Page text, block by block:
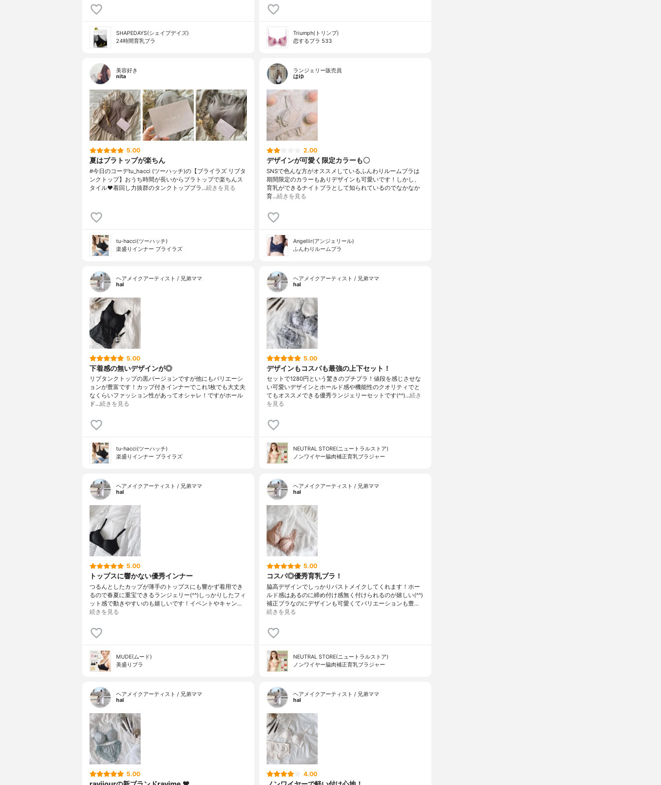
SHAPEDAYS(シェイプデイズ)
24時間育乳ブラ
Triumph(トリンプ)
恋するブラ 533
美容好き
nita
5.00
夏はブラトップが楽ちん
#今日のコーデtu_hacci (ツーハッチ)の【ブライラズ リブタ
ンクトップ】おうち時間が長いからブラトップで楽ちんス
タイル❤️着回し力抜群のタンクトップブラ…続きを見る
tu-hacci(ツーハッチ)
楽盛りインナー ブライラズ
ランジェリー販売員
はゆ
2.00
デザインが可愛く限定カラーも〇
SNSで色んな方がオススメしているふんわりルームブラは
期間限定のカラーもありデザインも可愛いです！しかし、
育乳ができるナイトブラとして知られているのでなかなか
育…続きを見る
Angellir(アンジェリール)
ふんわりルームブラ
ヘアメイクアーティスト / 兄弟ママ
hal
5.00
下着感の無いデザインが◎
リブタンクトップの黒バージョンですが他にもバリエーシ
ョンが豊富です！カップ付きインナーでこれ1枚でも大丈夫
なくらいファッション性があってオシャレ！ですがホール
ド…続きを見る
tu-hacci(ツーハッチ)
楽盛りインナー ブライラズ
ヘアメイクアーティスト / 兄弟ママ
hal
5.00
デザインもコスパも最強の上下セット！
セットで1280円という驚きのプチプラ！値段を感じさせな
い可愛いデザインとホールド感や機能性のクオリティでと
てもオススメできる優秀ランジェリーセットです(^^)…続き
を見る
NEUTRAL STORE(ニュートラルストア)
ノンワイヤー脇肉補正育乳ブラジャー
ヘアメイクアーティスト / 兄弟ママ
hal
5.00
トップスに響かない優秀インナー
つるんとしたカップが薄手のトップスにも響かず着用でき
るので春夏に重宝できるランジェリー(^^)しっかりしたフィ
ット感で動きやすいのも嬉しいです！イベントやキャン…
続きを見る
MUDE(ムード)
美盛りブラ
ヘアメイクアーティスト / 兄弟ママ
hal
5.00
コスパ◎優秀育乳ブラ！
脇高デザインでしっかりバストメイクしてくれます！ホー
ルド感はあるのに締め付け感無く付けられるのが嬉しい(^^)
補正ブラなのにデザインも可愛くてバリエーションも豊…
続きを見る
NEUTRAL STORE(ニュートラルストア)
ノンワイヤー脇肉補正育乳ブラジャー
ヘアメイクアーティスト / 兄弟ママ
hal
5.00
ヘアメイクアーティスト / 兄弟ママ
hal
4.00